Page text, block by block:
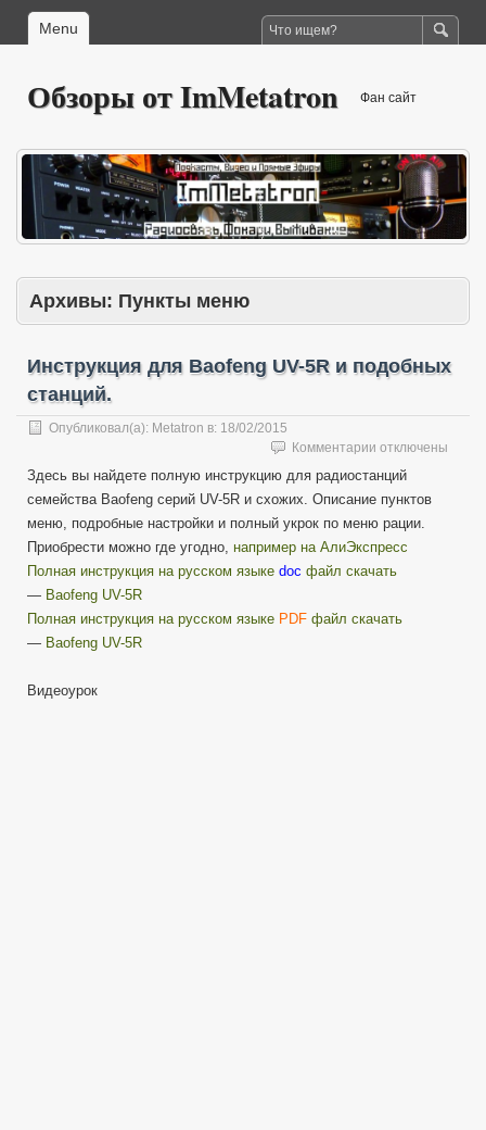
Menu
Обзоры от ImMetatron Фан сайт
Архивы: Пункты меню
Инструкция для Baofeng UV-5R и подобных
станций.
Опубликовал(а): Metatron в: 18/02/2015
Комментарии к
Инструкция
для
Baofeng
UV-
станций.
отключены
Здесь вы найдете полную инструкцию для радиостанций
семейства Baofeng серий UV-5R и схожих. Описание пунктов
меню, подробные настройки и полный укрок по меню рации.
Приобрести можно где угодно, например на АлиЭкспресс
Полная инструкция на русском языке doc файл скачать
— Baofeng UV-5R
Полная инструкция на русском языке PDF файл скачать
— Baofeng UV-5R
Видеоурок